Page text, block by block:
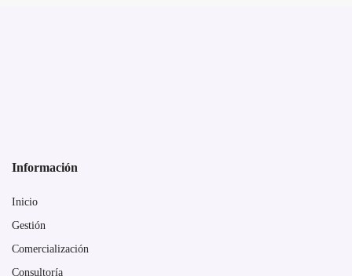
Información
Inicio
Gestión
Comercialización
Consultoría